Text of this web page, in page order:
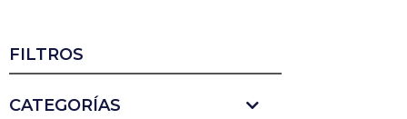
FILTROS
CATEGORÍAS